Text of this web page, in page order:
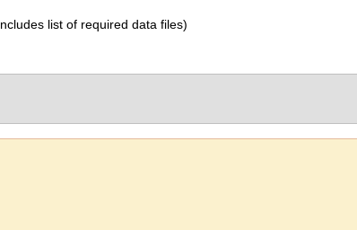
list of required data files)